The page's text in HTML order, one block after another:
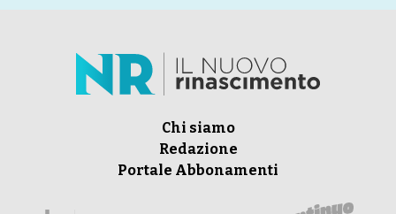
Chi siamo
Redazione
Portale Abbonamenti